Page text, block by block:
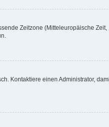
Zeitzone (Mitteleuropäische Zeit,
Kontaktiere einen Administrator,